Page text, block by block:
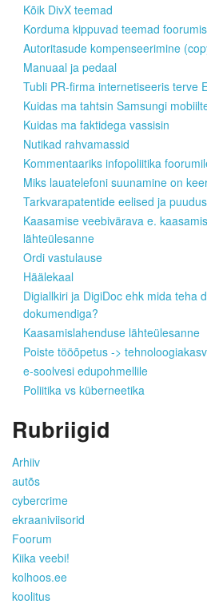
Kõik DivX teemad
Korduma kippuvad teemad foorumis
Autoritasude kompenseerimine
Manuaal ja pedaal
Tubli PR-firma internetiseeris terve
Kuidas ma tahtsin Samsungi
Kuidas ma faktidega vassisin
Nutikad rahvamassid
Kommentaariks infopoliitika
Miks lauatelefoni suunamine on
Tarkvarapatentide eelised ja
Kaasamise veebivärava e.
lähteülesanne
Ordi vastulause
Häälekaal
Digiallkiri ja DigiDoc ehk mida teha
dokumendiga?
Kaasamislahenduse lähteülesanne
Poiste tööõpetus ->
e-soolvesi edupohmellile
Poliitika vs küberneetika
Rubriigid
Arhiiv
autõs
cybercrime
ekraaniviisorid
Foorum
Kiika veebi!
kolhoos.ee
koolitus